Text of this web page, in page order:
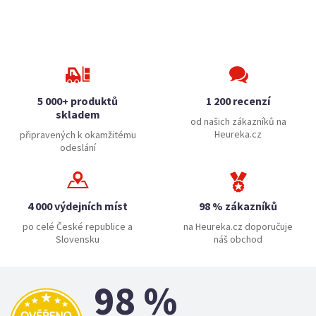
5 000+ produktů
skladem
připravených k okamžitému
odeslání
1 200 recenzí
od našich zákazníků na
Heureka.cz
4 000 výdejních míst
po celé České republice a
Slovensku
98 % zákazníků
na Heureka.cz doporučuje
náš obchod
98 %